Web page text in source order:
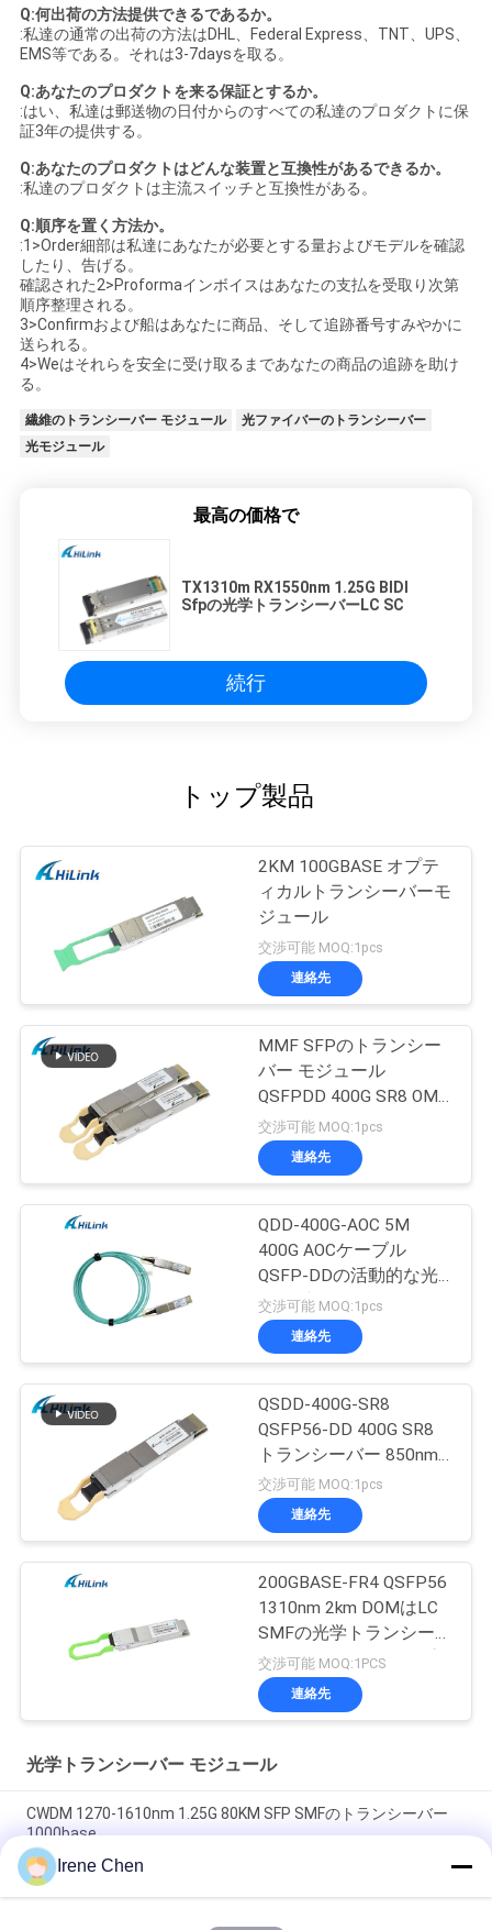
Q:何出荷の方法提供できるであるか。
:私達の通常の出荷の方法はDHL、Federal Express、TNT、UPS、
EMS等である。それは3-7daysを取る。
Q:あなたのプロダクトを来る保証とするか。
:はい、私達は郵送物の日付からのすべての私達のプロダクトに保
証3年の提供する。
Q:あなたのプロダクトはどんな装置と互換性があるできるか。
:私達のプロダクトは主流スイッチと互換性がある。
Q:順序を置く方法か。
:1>Order細部は私達にあなたが必要とする量およびモデルを確認
したり、告げる。
確認された2>Proformaインボイスはあなたの支払を受取り次第
順序整理される。
3>Confirmおよび船はあなたに商品、そして追跡番号すみやかに
送られる。
4>Weはそれらを安全に受け取るまであなたの商品の追跡を助け
る。
繊維のトランシーバー モジュール
光ファイバーのトランシーバー
光モジュール
最高の価格で
TX1310m RX1550nm 1.25G BIDI
Sfpの光学トランシーバーLC SC
続行
トップ製品
2KM 100GBASE オプテ
ィカルトランシーバーモ
ジュール
交渉可能 MOQ:1pcs
連絡先
MMF SFPのトランシー
バー モジュール
QSFPDD 400G SR8 OM3
70M OM4 100M
交渉可能 MOQ:1pcs
連絡先
QDD-400G-AOC 5M
400G AOCケーブル
QSFP-DDの活動的な光
ケーブルCustomizted
交渉可能 MOQ:1pcs
連絡先
QSDD-400G-SR8
QSFP56-DD 400G SR8
トランシーバー 850nm
150M MPT/MPO-16
DOM
交渉可能 MOQ:1pcs
連絡先
200GBASE-FR4 QSFP56
1310nm 2km DOMはLC
SMFの光学トランシー
バー モジュールを二重
にする
交渉可能 MOQ:1PCS
連絡先
光学トランシーバー モジュール
CWDM 1270-1610nm 1.25G 80KM SFP SMFのトランシーバー
1000base
60km QSFP+のイーサネット光学トランシーバーのホットプラ
グ対応の二重LC 40Gb/s
Irene Chen